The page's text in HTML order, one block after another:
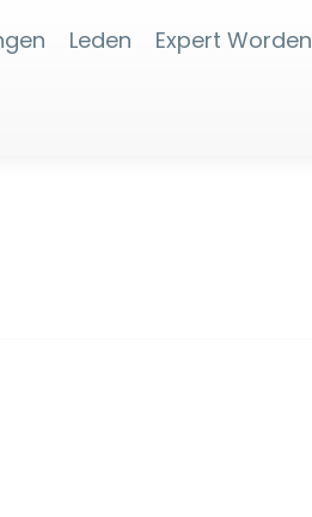
Leden Expert Worden